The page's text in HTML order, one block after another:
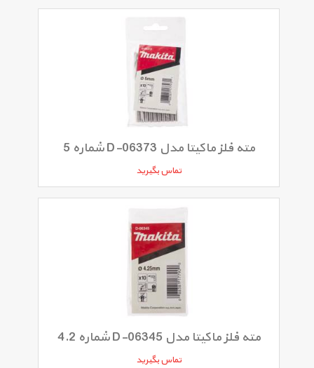
مته فلز ماکیتا مدل D-06373 شماره 5
تماس بگیرید
مته فلز ماکیتا مدل D-06345 شماره 4.2
تماس بگیرید